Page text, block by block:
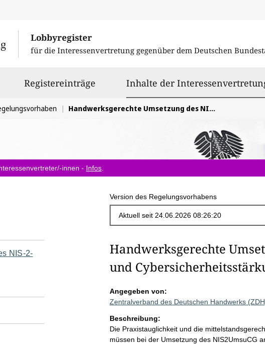
Lobbyregister
für die Interessenvertretung gegenüber dem Deutschen
Registereinträge Inhalte der
Handwerksgerechte Umsetzung des NIS-2-Umsetzungs- und Cybersicherheitsstärkungsgesetz (NIS2UmsuCG)
innen - Infos
Version des Regelungsvorhabens
NIS-2-
Handwerksgerechte
und
Angegeben von:
Zentralverband des Deutschen Handwerks
Beschreibung:
Die Praxistauglichkeit und die
müssen bei der Umsetzung des NIS2UmsuCG